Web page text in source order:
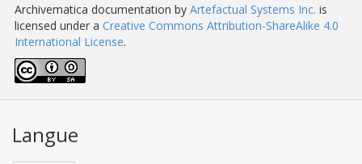
Archivematica documentation by Artefactual Systems Inc. is
licensed under a Creative Commons Attribution-ShareAlike 4.0
International License.
Langue